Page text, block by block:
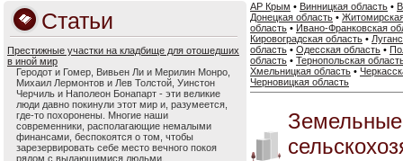
Статьи
Престижные участки на кладбище для отошедших
в иной мир
Геродот и Гомер, Вивьен Ли и Мерилин Монро,
Михаил Лермонтов и Лев Толстой, Уинстон
Черчиль и Наполеон Бонапарт - эти великие
люди давно покинули этот мир и, разумеется,
где-то похоронены. Многие наши
современники, располагающие немалыми
финансами, беспокоятся о том, чтобы
зарезервировать себе место вечного покоя
рядом с выдающимися людьми.
АР Крым • Винницкая область •
Донецкая область •
область • Ивано-Франковская
Кировоградская область •
область • Одесская область •
область • Тернопольская
Хмельницкая область •
Черновицкая область
Земельные